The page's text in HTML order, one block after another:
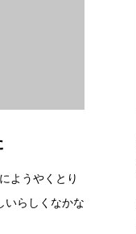
ようやくとり
いらしくなかな